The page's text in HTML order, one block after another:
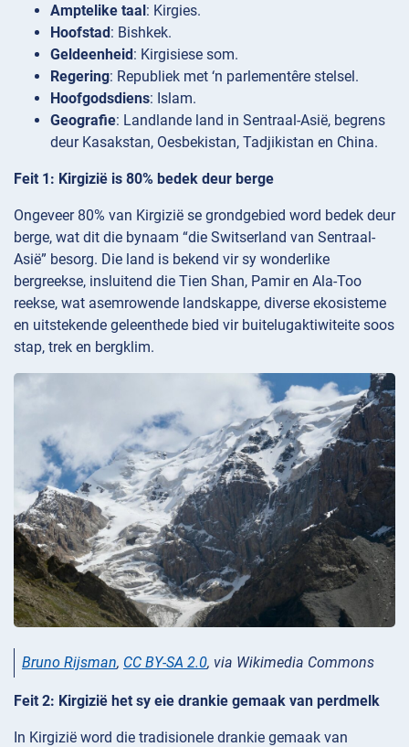
Amptelike taal: Kirgies.
Hoofstad: Bishkek.
Geldeenheid: Kirgisiese som.
Regering: Republiek met ‘n parlementêre stelsel.
Hoofgodsdiens: Islam.
Geografie: Landlande land in Sentraal-Asië, begrens
deur Kasakstan, Oesbekistan, Tadjikistan en China.
Feit 1: Kirgizië is 80% bedek deur berge
Ongeveer 80% van Kirgizië se grondgebied word bedek deur
berge, wat dit die bynaam “die Switserland van Sentraal-
Asië” besorg. Die land is bekend vir sy wonderlike
bergreekse, insluitend die Tien Shan, Pamir en Ala-Too
reekse, wat asemrowende landskappe, diverse ekosisteme
en uitstekende geleenthede bied vir buitelugaktiwiteite soos
stap, trek en bergklim.
Bruno Rijsman, CC BY-SA 2.0, via Wikimedia Commons
Feit 2: Kirgizië het sy eie drankie gemaak van perdmelk
In Kirgizië word die tradisionele drankie gemaak van